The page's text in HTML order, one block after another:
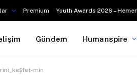
Premium Youth Awards 2026 –
Gündem Humanspire
min